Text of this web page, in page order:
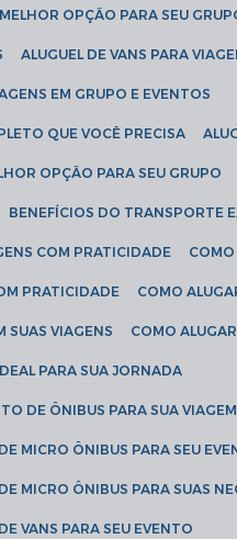
OPÇÃO PARA SEU
ALUGUEL DE VANS PARA
EM GRUPO E EVENTOS
QUE VOCÊ PRECISA
OPÇÃO PARA SEU GRUPO
BENEFÍCIOS DO TRANSPORTE
COM PRATICIDADE
PRATICIDADE COMO
SUAS VIAGENS COMO
PARA SUA JORNADA
DE ÔNIBUS PARA SUA VIAGEM
MICRO ÔNIBUS PARA SEU
MICRO ÔNIBUS PARA SUAS
VANS PARA SEU EVENTO